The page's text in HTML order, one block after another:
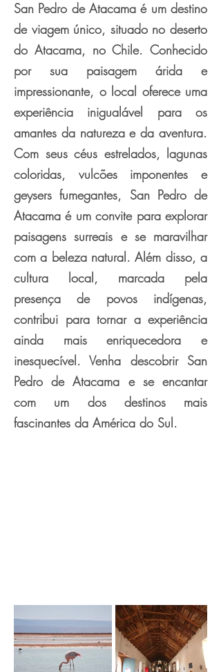
San Pedro de Atacama é um destino
de viagem único, situado no deserto
do Atacama, no Chile. Conhecido
por sua paisagem árida e
impressionante, o local oferece uma
experiência inigualável para os
amantes da natureza e da aventura.
Com seus céus estrelados, lagunas
coloridas, vulcões imponentes e
geysers fumegantes, San Pedro de
Atacama é um convite para explorar
paisagens surreais e se maravilhar
com a beleza natural. Além disso, a
cultura local, marcada pela
presença de povos indígenas,
contribui para tornar a experiência
ainda mais enriquecedora e
inesquecível. Venha descobrir San
Pedro de Atacama e se encantar
com um dos destinos mais
fascinantes da América do Sul.